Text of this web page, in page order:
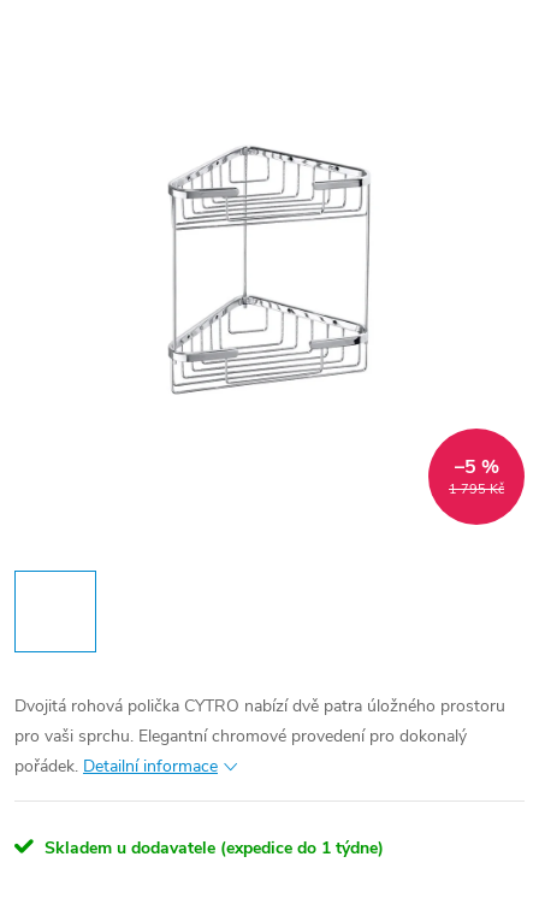
1 795 Kč
–5 %
Dvojitá rohová polička CYTRO nabízí dvě patra úložného prostoru
pro vaši sprchu. Elegantní chromové provedení pro dokonalý
pořádek. Detailní informace
Skladem u dodavatele (expedice do 1 týdne)